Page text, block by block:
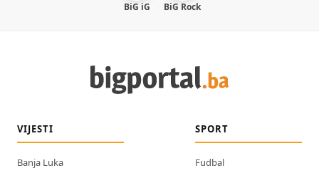
BiG iG BiG Rock
VIJESTI
Banja Luka
SPORT
Fudbal